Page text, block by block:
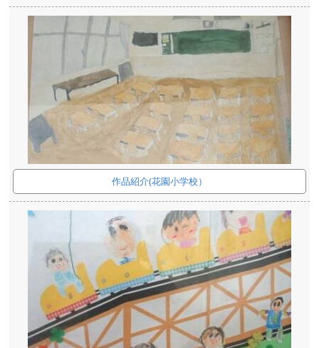
作品紹介(花園小学校）